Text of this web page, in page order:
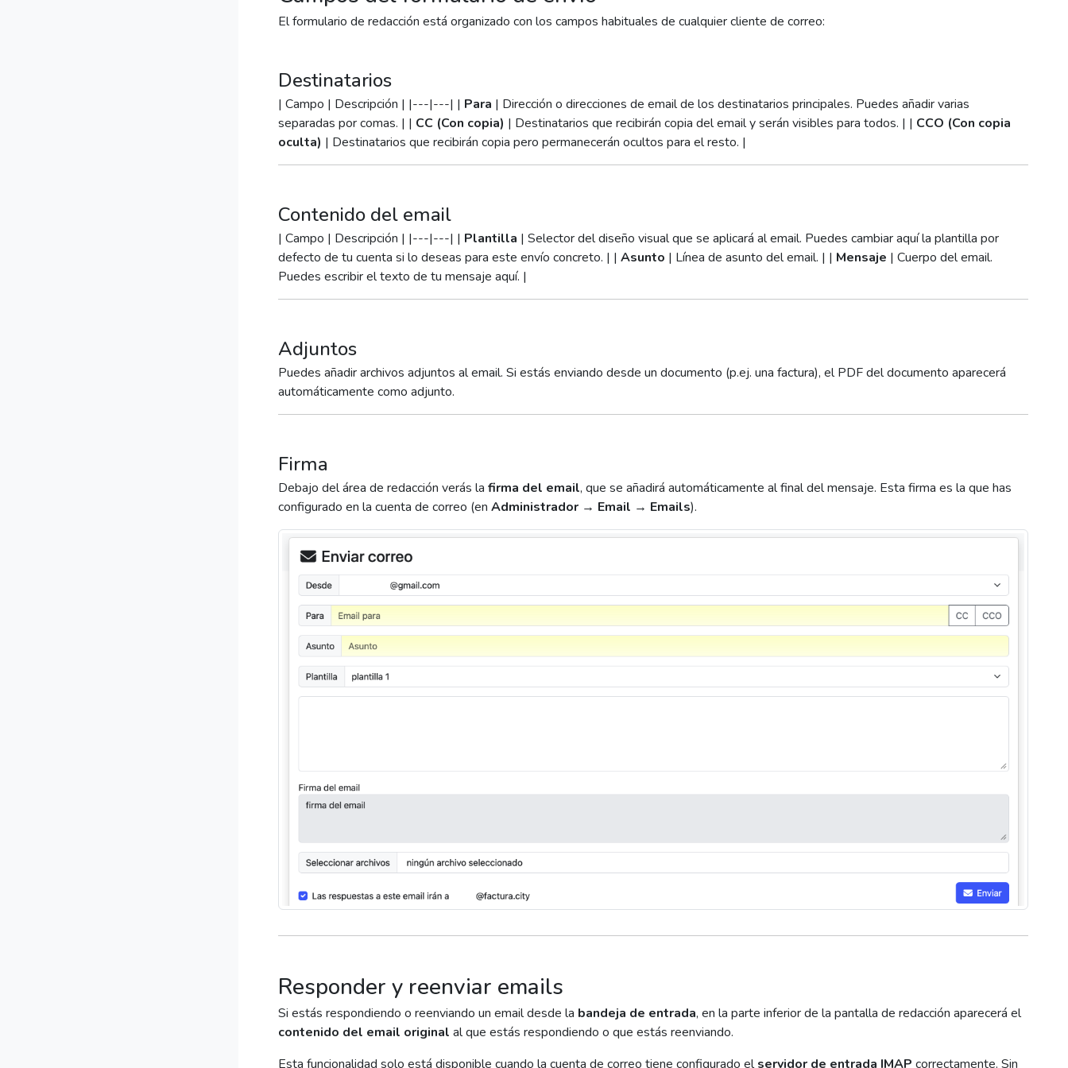
El formulario de redacción está organizado con los campos habituales de cualquier cliente de correo:
Destinatarios
| Campo | Descripción | |---|---| | Para | Dirección o direcciones de email de los destinatarios principales. Puedes añadir varias
separadas por comas. | | CC (Con copia) | Destinatarios que recibirán copia del email y serán visibles para todos. | | CCO (Con copia
oculta) | Destinatarios que recibirán copia pero permanecerán ocultos para el resto. |
Contenido del email
| Campo | Descripción | |---|---| | Plantilla | Selector del diseño visual que se aplicará al email. Puedes cambiar aquí la plantilla por
defecto de tu cuenta si lo deseas para este envío concreto. | | Asunto | Línea de asunto del email. | | Mensaje | Cuerpo del email.
Puedes escribir el texto de tu mensaje aquí. |
Adjuntos
Puedes añadir archivos adjuntos al email. Si estás enviando desde un documento (p.ej. una factura), el PDF del documento aparecerá
automáticamente como adjunto.
Firma
Debajo del área de redacción verás la firma del email, que se añadirá automáticamente al final del mensaje. Esta firma es la que has
configurado en la cuenta de correo (en Administrador → Email → Emails).
Responder y reenviar emails
Si estás respondiendo o reenviando un email desde la bandeja de entrada, en la parte inferior de la pantalla de redacción aparecerá el
contenido del email original al que estás respondiendo o que estás reenviando.
Esta funcionalidad solo está disponible cuando la cuenta de correo tiene configurado elservidor de entrada IMAP correctamente. Sin